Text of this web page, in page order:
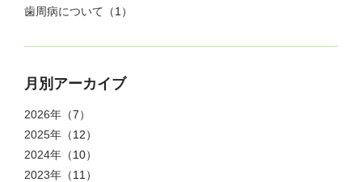
歯周病について （1）
月別アーカイブ
2026年 （7）
2025年 （12）
2024年 （10）
2023年 （11）